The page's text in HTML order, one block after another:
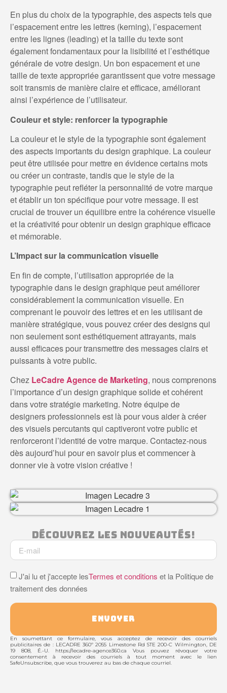
En plus du choix de la typographie, des aspects tels que
l’espacement entre les lettres (kerning), l’espacement
entre les lignes (leading) et la taille du texte sont
également fondamentaux pour la lisibilité et l’esthétique
générale de votre design. Un bon espacement et une
taille de texte appropriée garantissent que votre message
soit transmis de manière claire et efficace, améliorant
ainsi l’expérience de l’utilisateur.
Couleur et style: renforcer la typographie
La couleur et le style de la typographie sont également
des aspects importants du design graphique. La couleur
peut être utilisée pour mettre en évidence certains mots
ou créer un contraste, tandis que le style de la
typographie peut refléter la personnalité de votre marque
et établir un ton spécifique pour votre message. Il est
crucial de trouver un équilibre entre la cohérence visuelle
et la créativité pour obtenir un design graphique efficace
et mémorable.
L’Impact sur la communication visuelle
En fin de compte, l’utilisation appropriée de la
typographie dans le design graphique peut améliorer
considérablement la communication visuelle. En
comprenant le pouvoir des lettres et en les utilisant de
manière stratégique, vous pouvez créer des designs qui
non seulement sont esthétiquement attrayants, mais
aussi efficaces pour transmettre des messages clairs et
puissants à votre public.
Chez LeCadre Agence de Marketing, nous comprenons
l’importance d’un design graphique solide et cohérent
dans votre stratégie marketing. Notre équipe de
designers professionnels est là pour vous aider à créer
des visuels percutants qui captiveront votre public et
renforceront l’identité de votre marque. Contactez-nous
dès aujourd’hui pour en savoir plus et commencer à
donner vie à votre vision créative !
Découvrez Les Nouveautés!
J'ai lu et j'accepte lesTermes et conditions et la Politique de
traitement des données
ENVOYER
En soumettant ce formulaire, vous acceptez de recevoir des courriels
publicitaires de : LECADRE 360º 2055 Limestone Rd STE 200-C Wilmington, DE
19 808, É.-U. https://lecadre-agence360.ca Vous pouvez révoquer votre
consentement à recevoir des courriels à tout moment avec le lien
SafeUnsubscribe, que vous trouverez au bas de chaque courriel.